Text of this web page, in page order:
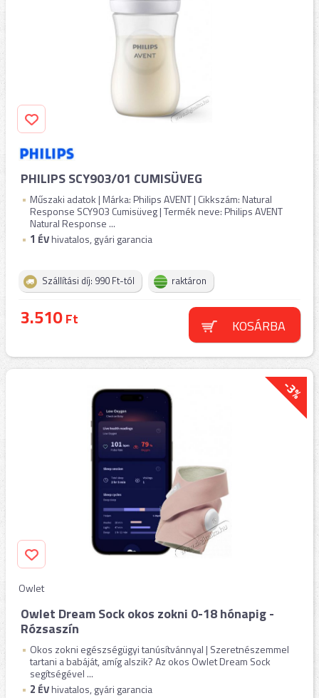
PHILIPS SCY903/01 CUMISÜVEG
Műszaki adatok | Márka: Philips AVENT | Cikkszám: Natural
Response SCY903 Cumisüveg | Termék neve: Philips AVENT
Natural Response ...
1 ÉVhivatalos, gyári garancia
Szállítási díj: 990 Ft-tól raktáron
3.510Ft KOSÁRBA
-3%
Owlet
Owlet Dream Sock okos zokni 0-18 hónapig -
Rózsaszín
Okos zokni egészségügyi tanúsítvánnyal | Szeretnészemmel
tartani a babáját, amíg alszik? Az okos Owlet Dream Sock
segítségével ...
2 ÉVhivatalos, gyári garancia